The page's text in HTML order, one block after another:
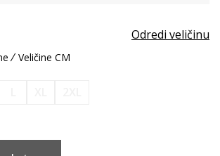
Odredi veličinu
Veličine CM